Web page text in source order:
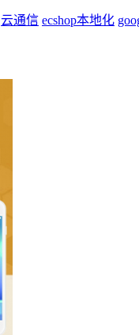
云通信 ecshop本地化